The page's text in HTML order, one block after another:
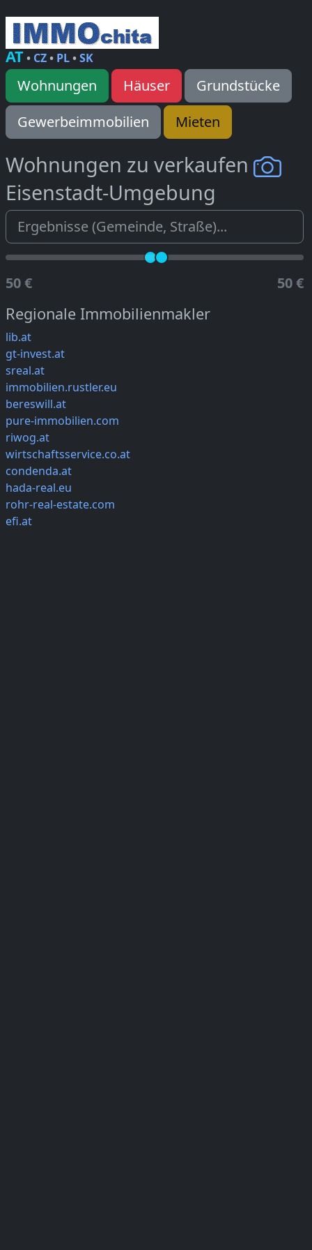
AT• CZ• PL•SK
Wohnungen Häuser
Grundstücke
Gewerbeimmobilien
Mieten
Wohnungen zu verkaufen
Eisenstadt-Umgebung
50 € 50 €
Regionale Immobilienmakler
lib.at
gt-invest.at
sreal.at
immobilien.rustler.eu
bereswill.at
pure-immobilien.com
riwog.at
wirtschaftsservice.co.at
condenda.at
hada-real.eu
rohr-real-estate.com
efi.at